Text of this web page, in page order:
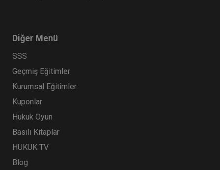
Diğer Menü
SSS
Geçmiş Eğitimler
Kurumsal Eğitimler
Kuponlar
Hukuk Oyun
Basılı Kitaplar
HUKUK TV
Blog